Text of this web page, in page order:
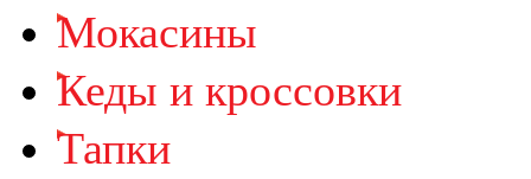
Мокасины
Кеды и кроссовки
Тапки